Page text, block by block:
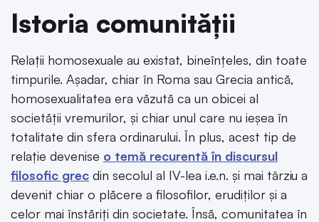
Istoria comunității
Relații homosexuale au existat, bineînțeles, din toate
timpurile. Așadar, chiar în Roma sau Grecia antică,
homosexualitatea era văzută ca un obicei al
societății vremurilor, și chiar unul care nu ieșea în
totalitate din sfera ordinarului. În plus, acest tip de
relație devenise o temă recurentă în discursul
filosofic grec din secolul al IV-lea i.e.n. și mai târziu a
devenit chiar o plăcere a filosofilor, erudiților și a
celor mai înstăriți din societate. Însă, comunitatea în